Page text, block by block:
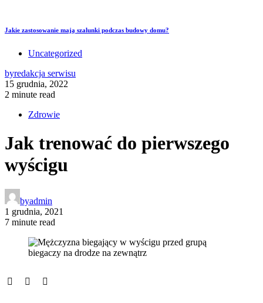
Jakie zastosowanie mają szalunki podczas budowy domu?
Uncategorized
byredakcja serwisu
15 grudnia, 2022
2 minute read
Zdrowie
Jak trenować do pierwszego
wyścigu
byadmin
1 grudnia, 2021
7 minute read